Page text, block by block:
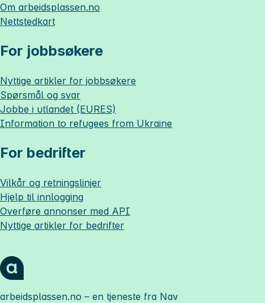
Om arbeidsplassen.no
Nettstedkart
For jobbsøkere
Nyttige artikler for jobbsøkere
Spørsmål og svar
Jobbe i utlandet (EURES)
Information to refugees from Ukraine
For bedrifter
Vilkår og retningslinjer
Hjelp til innlogging
Overføre annonser med API
Nyttige artikler for bedrifter
arbeidsplassen.no – en tjeneste fra Nav